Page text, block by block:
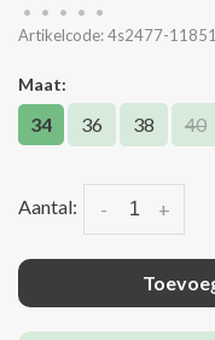
• • • •
•
Artikelcode:4s2477-11851
Maat:
34 36 38 40
Aantal: +
-